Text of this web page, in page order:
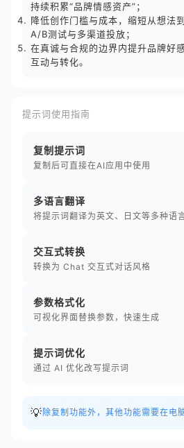
持续积累“品牌情感资产”；
降低创作门槛与成本，缩短从想法
A/B测试与多渠道投放；
在真诚与合规的边界内提升品牌好
互动与转化。
提示词使用指南
复制提示词
复制后可直接在AI应用中使用
多语言翻译
将提示词翻译为英文、日文等多种语
交互式转换
转换为 Chat 交互式对话风格
参数格式化
可视化界面替换参数，快速生成
提示词优化
通过 AI 优化改写提示词
💡 除复制功能外，其他功能需要在电